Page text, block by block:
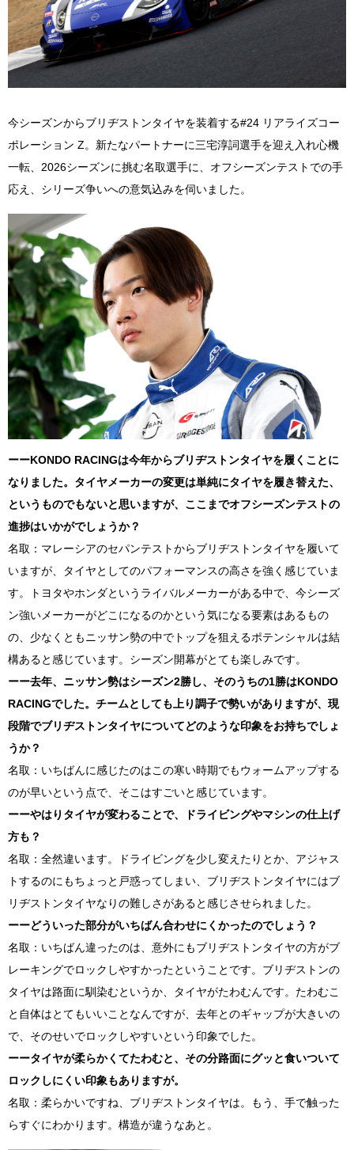
今シーズンからブリヂストンタイヤを装着する#24 リアライズコー
ポレーション Z。新たなパートナーに三宅淳詞選手を迎え入れ心機
一転、 2026シーズンに挑む名取選手に、オフシーズンテストでの手
応え、シリーズ争いへの意気込みを伺いました。
ーーKONDO RACINGは今年からブリヂストンタイヤを履くことに
なりました。タイヤメーカーの変更は単純にタイヤを履き替えた、
というものでもないと思いますが、ここまでオフシーズンテストの
進捗はいかがでしょうか？
名取：マレーシアのセパンテストからブリヂストンタイヤを履いて
いますが、タイヤとしてのパフォーマンスの高さを強く感じていま
す。トヨタやホンダというライバルメーカーがある中で、今シーズ
ン強いメーカーがどこになるのかという気になる要素はあるもの
の、少なくともニッサン勢の中でトップを狙えるポテンシャルは結
構あると感じています。シーズン開幕がとても楽しみです。
ーー去年、ニッサン勢はシーズン2勝し、そのうちの1勝はKONDO
RACINGでした。チームとしても上り調子で勢いがありますが、現
段階でブリヂストンタイヤについてどのような印象をお持ちでしょ
うか？
名取：いちばんに感じたのはこの寒い時期でもウォームアップする
のが早いという点で、そこはすごいと感じています。
ーーやはりタイヤが変わることで、ドライビングやマシンの仕上げ
方も？
名取：全然違います。ドライビングを少し変えたりとか、アジャス
トするのにもちょっと戸惑ってしまい、ブリヂストンタイヤにはブ
リヂストンタイヤなりの難しさがあると感じさせられました。
ーーどういった部分がいちばん合わせにくかったのでしょう？
名取：いちばん違ったのは、意外にもブリヂストンタイヤの方がブ
レーキングでロックしやすかったということです。ブリヂストンの
タイヤは路面に馴染むというか、タイヤがたわむんです。たわむこ
と自体はとてもいいことなんですが、去年とのギャップが大きいの
で、そのせいでロックしやすいという印象でした。
ーータイヤが柔らかくてたわむと、その分路面にグッと食いついて
ロックしにくい印象もありますが。
名取：柔らかいですね、ブリヂストンタイヤは。もう、手で触った
らすぐにわかります。構造が違うなあと。